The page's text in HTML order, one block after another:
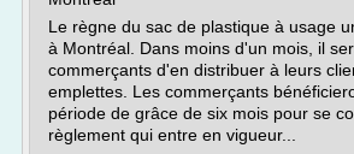
Le règne du sac de plastique à usage
à Montréal. Dans moins d'un mois, il
commerçants d'en distribuer à leurs
emplettes. Les commerçants
période de grâce de six mois pour se
règlement qui entre en vigueur...